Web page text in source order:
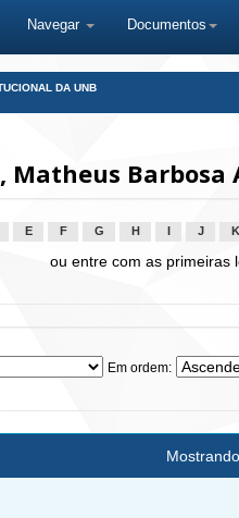
Navegar Documentos
DA UNB
Matheus Barbosa
E F G H J K
ou entre com as primeiras
Em ordem: